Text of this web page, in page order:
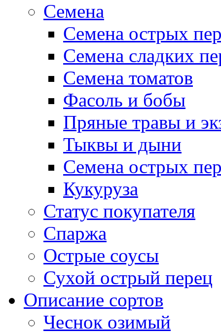
Семена
Семена острых
Семена сладких
Семена томатов
Фасоль и бобы
Пряные травы и
Тыквы и дыни
Семена острых
Кукуруза
Статус покупателя
Спаржа
Острые соусы
Сухой острый перец
Описание сортов
Чеснок озимый